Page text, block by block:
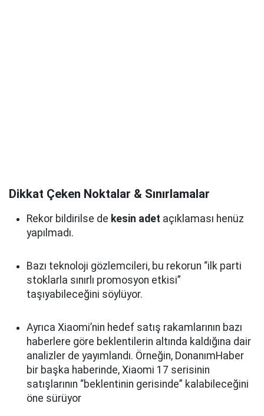
Dikkat Çeken Noktalar & Sınırlamalar
Rekor bildirilse de kesin adet açıklaması henüz
yapılmadı.
Bazı teknoloji gözlemcileri, bu rekorun “ilk parti
stoklarla sınırlı promosyon etkisi”
taşıyabileceğini söylüyor.
Ayrıca Xiaomi’nin hedef satış rakamlarının bazı
haberlere göre beklentilerin altında kaldığına dair
analizler de yayımlandı. Örneğin, DonanımHaber
bir başka haberinde, Xiaomi 17 serisinin
satışlarının “beklentinin gerisinde” kalabileceğini
öne sürüyor